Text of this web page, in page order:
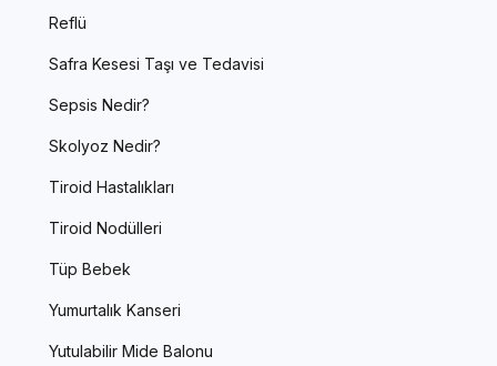
Reflü
Safra Kesesi Taşı ve Tedavisi
Sepsis Nedir?
Skolyoz Nedir?
Tiroid Hastalıkları
Tiroid Nodülleri
Tüp Bebek
Yumurtalık Kanseri
Yutulabilir Mide Balonu